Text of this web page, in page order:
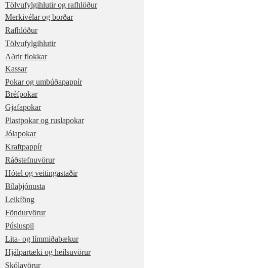
Tölvufylgihlutir og rafhlöður
Merkivélar og borðar
Rafhlöður
Tölvufylgihlutir
Aðrir flokkar
Kassar
Pokar og umbúðapappír
Bréfpokar
Gjafapokar
Plastpokar og ruslapokar
Jólapokar
Kraftpappír
Ráðstefnuvörur
Hótel og veitingastaðir
Bílaþjónusta
Leikföng
Föndurvörur
Púsluspil
Lita- og límmiðabækur
Hjálpartæki og heilsuvörur
Skólavörur